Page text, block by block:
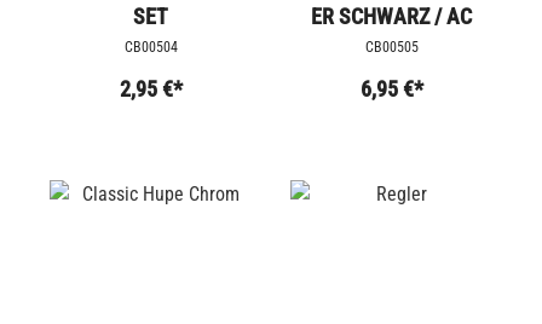
SET
CB00504
2,95 €*
ER SCHWARZ / AC
CB00505
6,95 €*